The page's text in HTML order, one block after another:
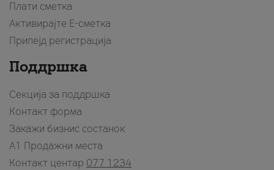
Плати сметка
Активирајте Е-сметка
Припејд регистрација
Поддршка
Секција за поддршка
Контакт форма
Закажи бизнис состанок
A1 Продажни места
Контакт центар 077 1234